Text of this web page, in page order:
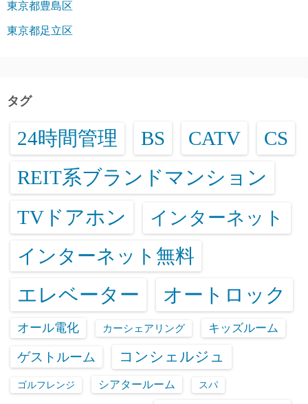
東京都豊島区
東京都足立区
タグ
24時間管理 BS CATV CS
REIT系ブランドマンション
TVドアホン インターネット
インターネット無料
エレベーター オートロック
オール電化 カーシェアリング キッズルーム
ゲストルーム コンシェルジュ
ゴルフレンジ シアタールーム スパ